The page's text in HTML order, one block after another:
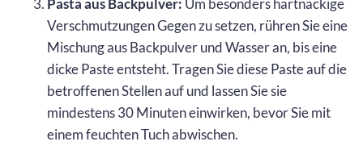
Verschmutzungen Gegen zu setzen, rühren Sie eine
Mischung aus Backpulver und Wasser an, bis eine
dicke Paste entsteht. Tragen Sie diese Paste auf die
betroffenen Stellen auf und lassen Sie sie
mindestens 30 Minuten einwirken, bevor Sie mit
einem feuchten Tuch abwischen.